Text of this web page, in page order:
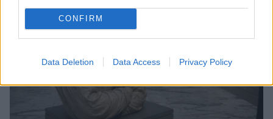
CONFIRM
Data Deletion Data Access Privacy Policy